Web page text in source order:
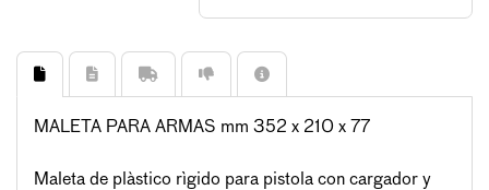
MALETA PARA ARMAS mm 352 x 210 x 77
Maleta de plàstico rìgido para pistola con cargador y